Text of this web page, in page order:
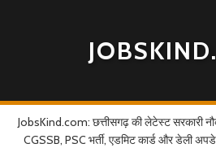
JobsKind.com: छत्तीसगढ़ की लेटेस्ट सरकारी
CGSSB, PSC भर्ती, एडमिट कार्ड और डेली